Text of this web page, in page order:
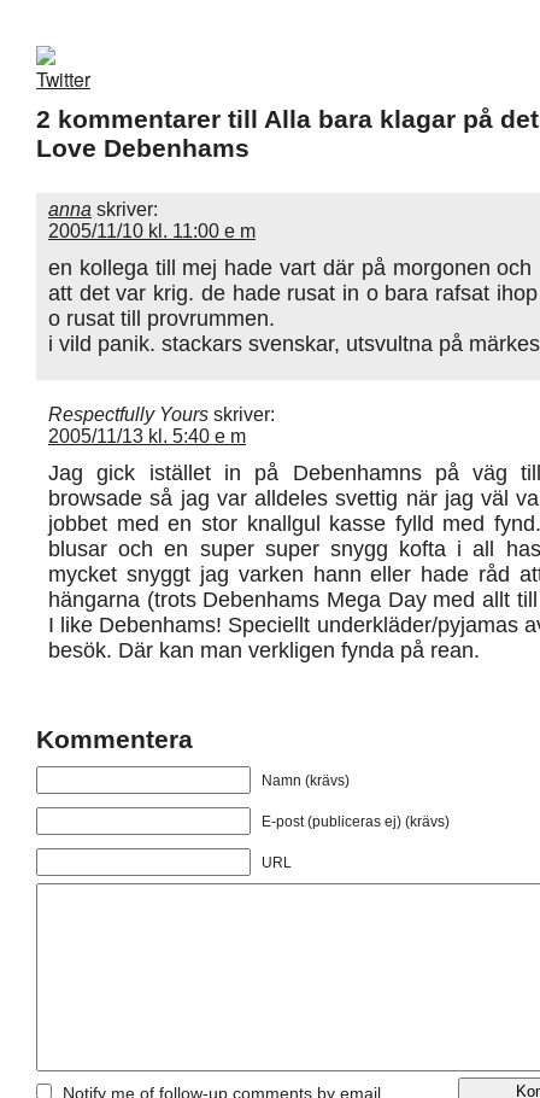
2 kommentarer till Alla bara klagar på
Love Debenhams
anna skriver:
2005/11/10 kl. 11:00 e m
en kollega till mej hade vart där på morgonen och
att det var krig. de hade rusat in o bara rafsat
o rusat till provrummen.
i vild panik. stackars svenskar, utsvultna på
Respectfully Yours skriver:
2005/11/13 kl. 5:40 e m
Jag gick istället in på Debenhamns på väg
browsade så jag var alldeles svettig när jag väl
jobbet med en stor knallgul kasse fylld med
blusar och en super super snygg kofta i all
mycket snyggt jag varken hann eller hade råd
hängarna (trots Debenhams Mega Day med allt
I like Debenhams! Speciellt underkläder/pyjamas
besök. Där kan man verkligen fynda på rean.
Kommentera
Namn (krävs)
E-post (publiceras ej) (krävs)
URL
Notify me of follow-up comments by email.